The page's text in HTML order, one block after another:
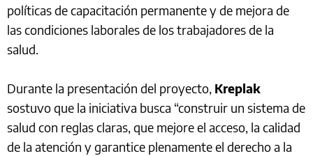
políticas de capacitación permanente y de mejora de
las condiciones laborales de los trabajadores de la
salud.
Durante la presentación del proyecto, Kreplak
sostuvo que la iniciativa busca “construir un sistema de
salud con reglas claras, que mejore el acceso, la calidad
de la atención y garantice plenamente el derecho a la